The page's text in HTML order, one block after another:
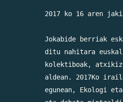
2017 ko 16 aren
Jokabide berriak
ditu nahitara
kolektiboak, atxikiz
aldean. 2017Ko
egunean, Ekologi